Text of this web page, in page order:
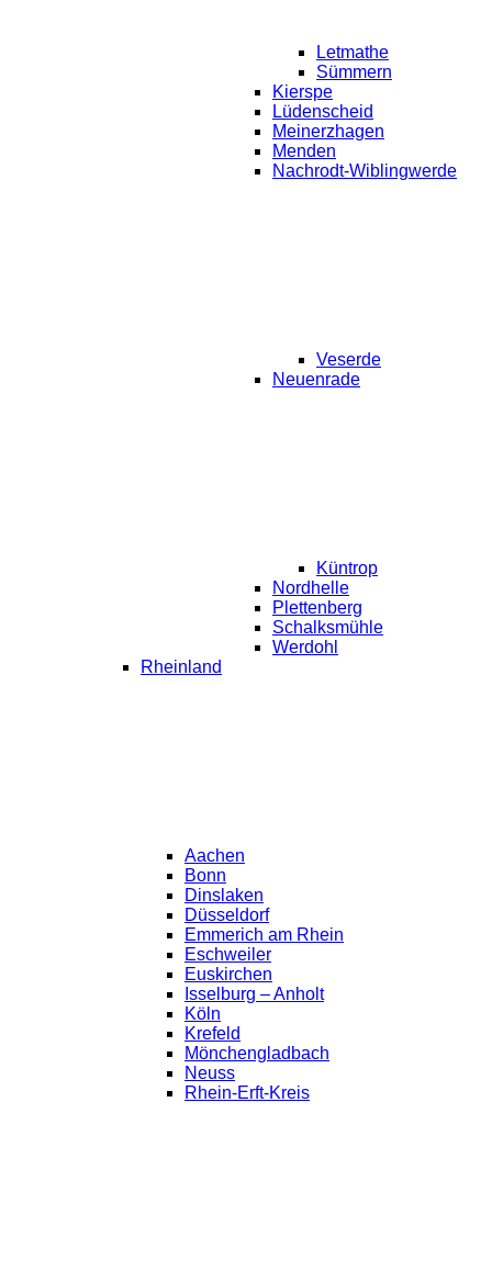
Letmathe
Sümmern
Kierspe
Lüdenscheid
Meinerzhagen
Menden
Nachrodt-Wiblingwerde
Veserde
Neuenrade
Küntrop
Nordhelle
Plettenberg
Schalksmühle
Werdohl
Rheinland
Aachen
Bonn
Dinslaken
Düsseldorf
Emmerich am Rhein
Eschweiler
Euskirchen
Isselburg – Anholt
Köln
Krefeld
Mönchengladbach
Neuss
Rhein-Erft-Kreis